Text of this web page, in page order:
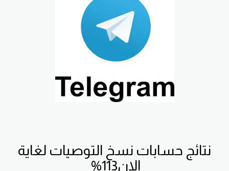
نتائج حسابات نسخ التوصيات لغاية
الان113%